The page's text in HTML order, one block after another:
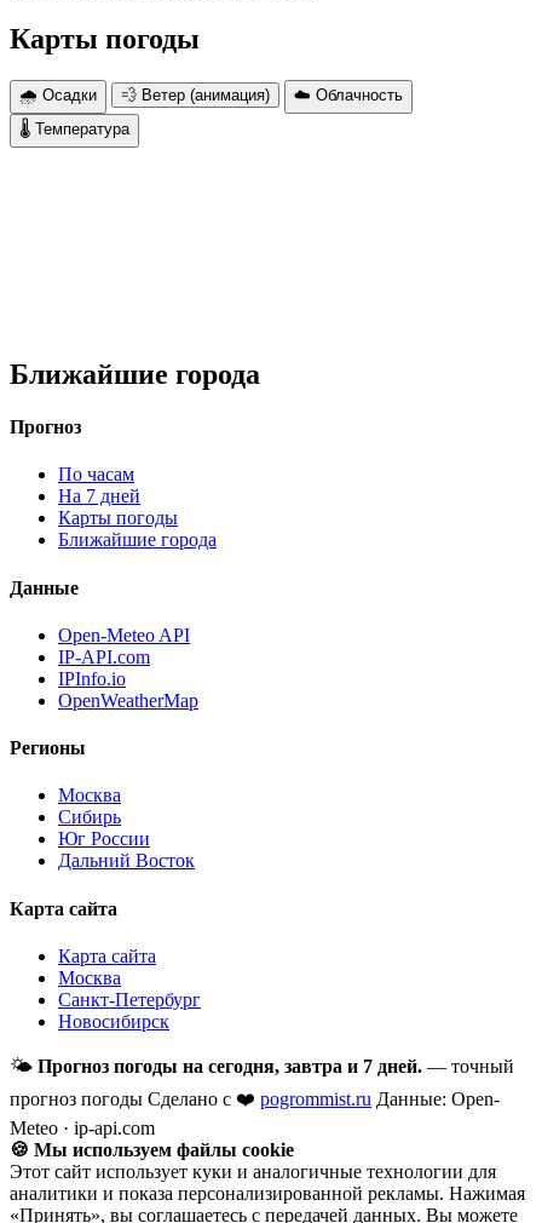
Карты погоды
🌧 Осадки 💨 Ветер (анимация)
☁️ Облачность
🌡 Температура
Ближайшие города
Прогноз
По часам
На 7 дней
Карты погоды
Ближайшие города
Данные
Open-Meteo API
IP-API.com
IPInfo.io
OpenWeatherMap
Регионы
Москва
Сибирь
Юг России
Дальний Восток
Карта сайта
Карта сайта
Москва
Санкт-Петербург
Новосибирск
🌤 Прогноз погоды на сегодня, завтра и 7 дней. — точный
прогноз погоды Сделано с ❤️ pogrommist.ru Данные: Open-
Meteo · ip-api.com
🍪 Мы используем файлы cookie
Этот сайт использует куки и аналогичные технологии для
аналитики и показа персонализированной рекламы. Нажимая
«Принять», вы соглашаетесь с передачей данных. Вы можете